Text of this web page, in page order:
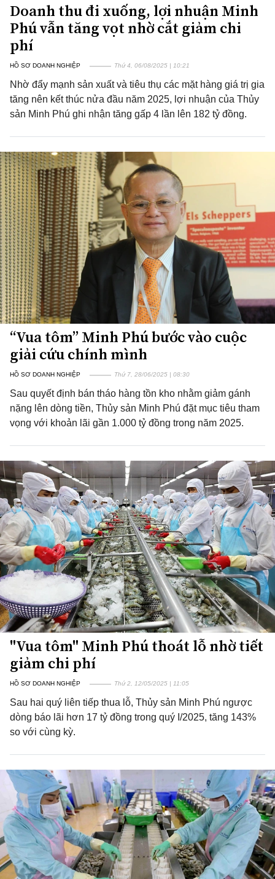
Doanh thu đi xuống, lợi nhuận Minh
Phú vẫn tăng vọt nhờ cắt giảm chi
phí
HỒ SƠ DOANH NGHIỆP Thứ 4, 06/08/2025 | 10:21
Nhờ đẩy mạnh sản xuất và tiêu thụ các mặt hàng giá trị gia
tăng nên kết thúc nửa đầu năm 2025, lợi nhuận của Thủy
sản Minh Phú ghi nhận tăng gấp 4 lần lên 182 tỷ đồng.
“Vua tôm” Minh Phú bước vào cuộc
giải cứu chính mình
HỒ SƠ DOANH NGHIỆP Thứ 7, 28/06/2025 | 08:30
Sau quyết định bán tháo hàng tồn kho nhằm giảm gánh
nặng lên dòng tiền, Thủy sản Minh Phú đặt mục tiêu tham
vọng với khoản lãi gần 1.000 tỷ đồng trong năm 2025.
"Vua tôm" Minh Phú thoát lỗ nhờ tiết
giảm chi phí
HỒ SƠ DOANH NGHIỆP Thứ 2, 12/05/2025 | 11:05
Sau hai quý liên tiếp thua lỗ, Thủy sản Minh Phú ngược
dòng báo lãi hơn 17 tỷ đồng trong quý I/2025, tăng 143%
so với cùng kỳ.